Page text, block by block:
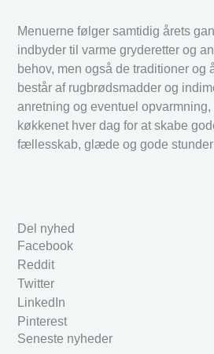
Menuerne følger samtidig årets
indbyder til varme gryderetter og
behov, men også de traditioner og
består af rugbrødsmadder og
anretning og eventuel
køkkenet hver dag for at skabe
fællesskab, glæde og gode stunder
Del nyhed
Facebook
Reddit
Twitter
LinkedIn
Pinterest
Seneste nyheder